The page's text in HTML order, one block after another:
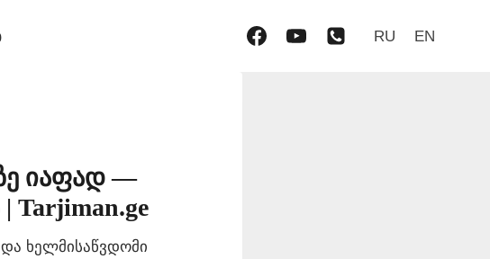
RU EN
იაფად —
Tarjiman.ge
ხელმისაწვდომი